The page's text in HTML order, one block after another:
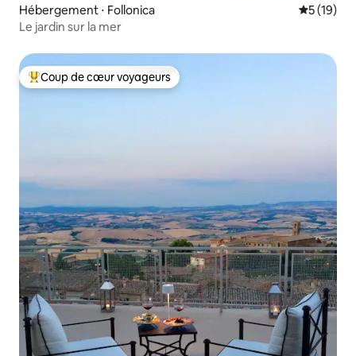
Hébergement ⋅ Follonica
5 (19)
Le jardin sur la mer
Coups de cœur voyageurs les plus appréciés
Coup de cœur voyageurs